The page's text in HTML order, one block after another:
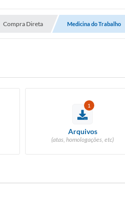
Compra Direta Medicina do Trabalho
1
Arquivos
(atas, homologações, etc)